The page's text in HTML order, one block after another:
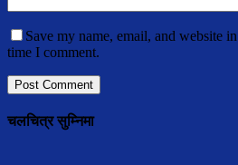
Save my name, email, and website
time I comment.
चलचित्र सुम्निमा